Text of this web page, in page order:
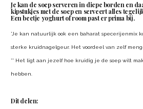
Je kan de soep serveren in diepe borden en
kipstukjes met de soep en serveert alles
Een beetje yoghurt of room past er prima bij.
*Je kan natuurlijk ook een baharat specerijenmix
sterke kruidnagelgeur. Het voordeel van zelf
** Het ligt aan jezelf hoe kruidig je de soep wilt
hebben.
Dit delen: